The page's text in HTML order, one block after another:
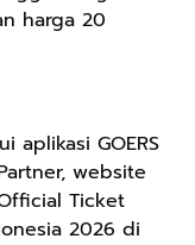
harga 20
aplikasi GOERS
website
Ticket
2026 di